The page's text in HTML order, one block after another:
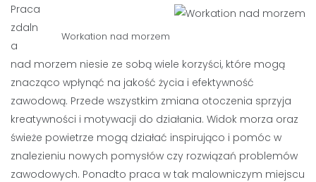
Workation nad morzem
Praca
zdaln
a
nad morzem niesie ze sobą wiele korzyści, które mogą
znacząco wpłynąć na jakość życia i efektywność
zawodową. Przede wszystkim zmiana otoczenia sprzyja
kreatywności i motywacji do działania. Widok morza oraz
świeże powietrze mogą działać inspirująco i pomóc w
znalezieniu nowych pomysłów czy rozwiązań problemów
zawodowych. Ponadto praca w tak malowniczym miejscu